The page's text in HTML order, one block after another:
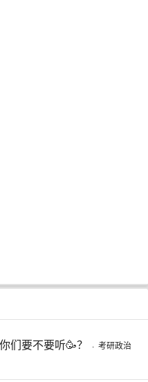
们要不要听🥳？ · 考研政治